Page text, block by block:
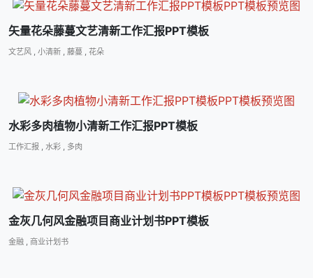
矢量花朵藤蔓文艺清新工作汇报PPT模板
文艺风 , 小清新 , 藤蔓 , 花朵
水彩多肉植物小清新工作汇报PPT模板
工作汇报 , 水彩 , 多肉
金灰几何风金融项目商业计划书PPT模板
金融 商业计划书